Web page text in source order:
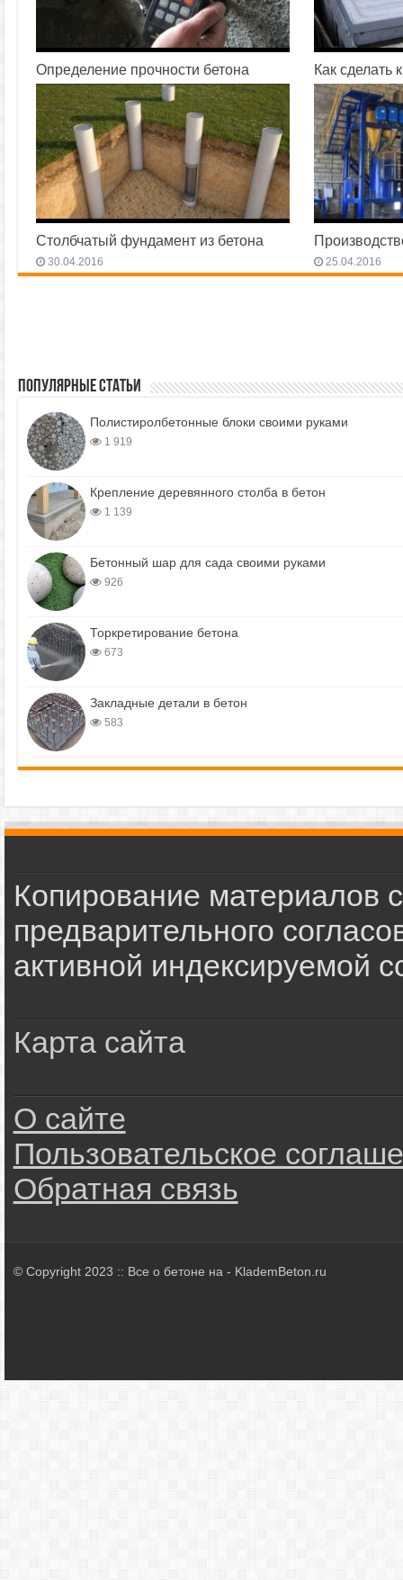
Определение прочности бетона
01.08.2016
Как сделать
08.07.2016
Столбчатый фундамент из бетона
30.04.2016 25.04.2016
Популярные статьи
Полистиролбетонные блоки своими руками
1 919
Крепление деревянного столба в бетон
1 139
Бетонный шар для сада своими руками
926
Торкретирование бетона
673
Закладные детали в бетон
583
Копирование материалов
предварительного
активной индексируемой
Карта сайта
О сайте
Пользовательское
Обратная связь
© Copyright 2023 :: Все о бетоне на - KlademBeton.ru